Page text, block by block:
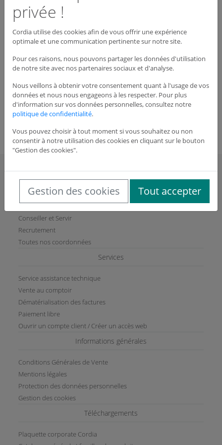
Dispo : Nous
consulter
Voir le produit
Qté Désignation Prix HT
Commander
CORDIA
Qui sommes-nous?
Conseiller et Servir
Recrutement
Toutes nos coordonnées
Services
Service assistance technique
Vente au comptoir
Dématérialisation des factures
Paiement libre
Ouvrir un compte client / Créer un accès web
Informations générales
Conditions Générales de Vente
Mentions légales
Protection des données personnelles
Gestion des cookies
Téléchargements
Plaquette corporate Cordia
privée !
Cordia utilise des cookies afin de vous offrir une expérience
optimale et une communication pertinente sur notre site.
Pour ces raisons, nous pouvons partager les données d'utilisation
de notre site avec nos partenaires sociaux et d'analyse.
Nous veillons à obtenir votre consentement quant à l'usage de vos
données et nous nous engageons à les respecter. Pour plus
d'information sur vos données personnelles, consultez notre
politique de confidentialité.
Vous pouvez choisir à tout moment si vous souhaitez ou non
consentir à notre utilisation des cookies en cliquant sur le bouton
"Gestion des cookies".
Gestion des cookies Tout accepter